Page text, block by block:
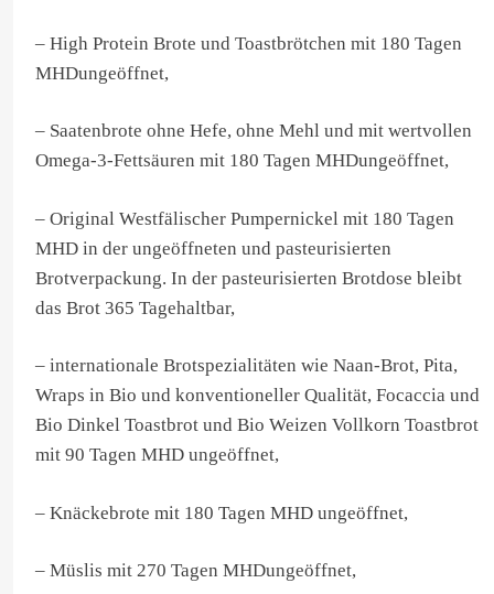
– High Protein Brote und Toastbrötchen mit 180 Tagen
MHDungeöffnet,
– Saatenbrote ohne Hefe, ohne Mehl und mit wertvollen
Omega-3-Fettsäuren mit 180 Tagen MHDungeöffnet,
– Original Westfälischer Pumpernickel mit 180 Tagen
MHD in der ungeöffneten und pasteurisierten
Brotverpackung. In der pasteurisierten Brotdose bleibt
das Brot 365 Tagehaltbar,
– internationale Brotspezialitäten wie Naan-Brot, Pita,
Wraps in Bio und konventioneller Qualität, Focaccia und
Bio Dinkel Toastbrot und Bio Weizen Vollkorn Toastbrot
mit 90 Tagen MHD ungeöffnet,
– Knäckebrote mit 180 Tagen MHD ungeöffnet,
– Müslis mit 270 Tagen MHDungeöffnet,